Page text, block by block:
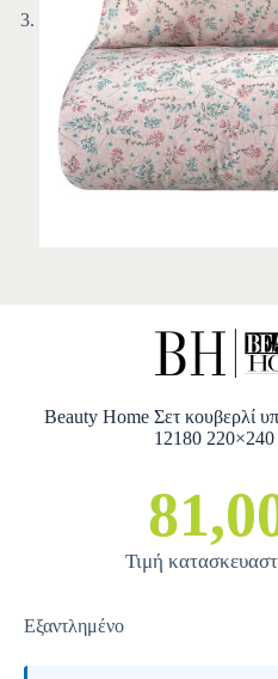
Beauty Home Σετ κουβερλί
12180
Τιμή
Εξαντλημένο